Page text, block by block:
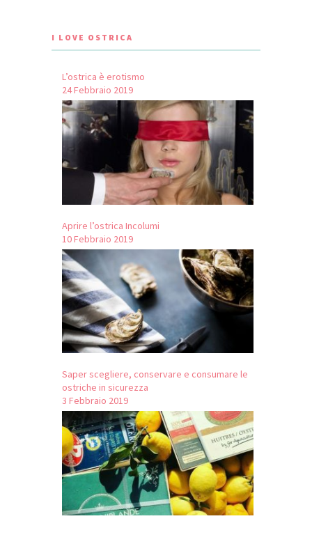
I LOVE OSTRICA
L’ostrica è erotismo
24 Febbraio 2019
Aprire l’ostrica Incolumi
10 Febbraio 2019
Saper scegliere, conservare e consumare le
ostriche in sicurezza
3 Febbraio 2019